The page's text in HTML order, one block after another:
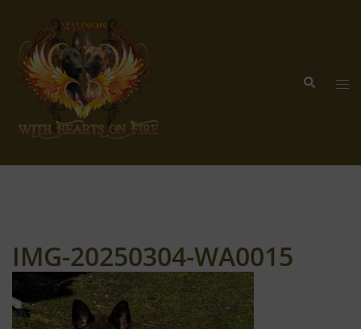
springen
Suche
IMG-20250304-WA0015